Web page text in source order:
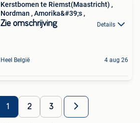
Kerstbomen te Riemst(Maastricht) ,
Nordman , Amorika&#39;s ,
Zie omschrijving Details
Heel België 4 aug 26
1 2 3